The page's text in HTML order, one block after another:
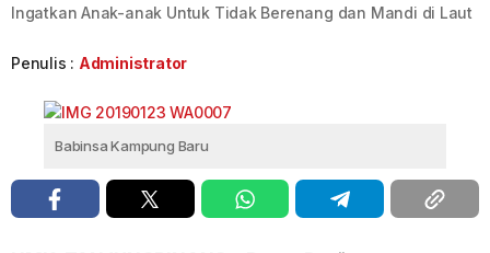
Ingatkan Anak-anak Untuk Tidak Berenang dan Mandi di Laut
Penulis : Administrator
Babinsa Kampung Baru